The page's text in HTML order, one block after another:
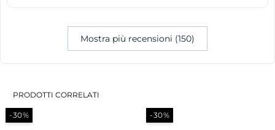
Mostra più recensioni (150)
PRODOTTI CORRELATI
-30% -30%